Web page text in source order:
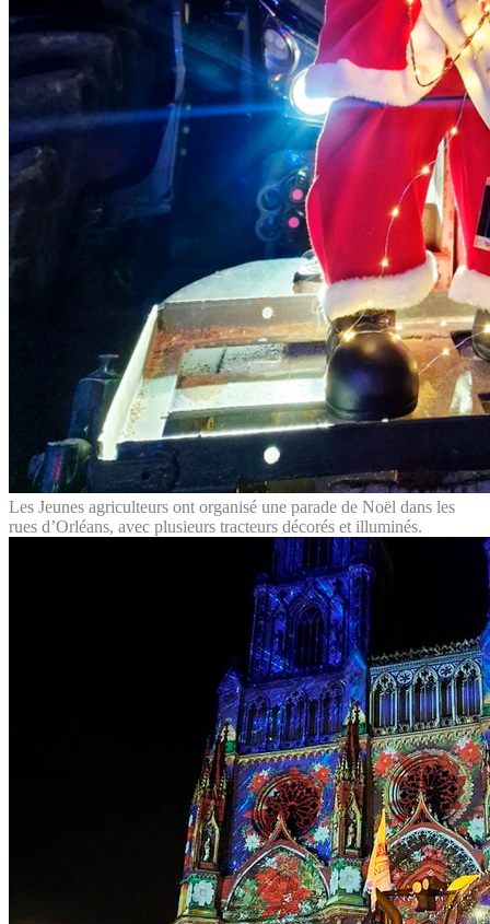
Les Jeunes agriculteurs ont organisé une parade de Noël dans les
rues d’Orléans, avec plusieurs tracteurs décorés et illuminés.